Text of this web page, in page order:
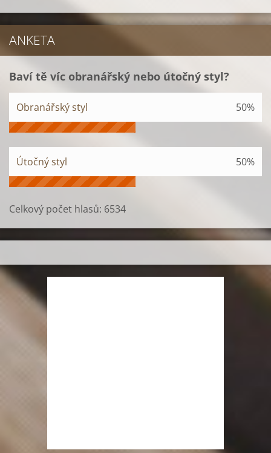
ANKETA
Baví tě víc obranářský nebo útočný styl?
Obranářský styl 50%
Útočný styl 50%
Celkový počet hlasů: 6534